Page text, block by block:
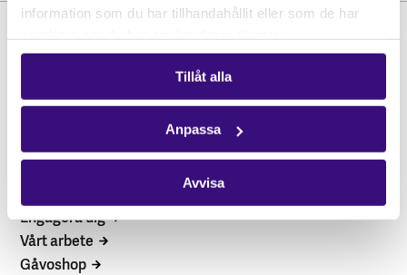
information som du har tillhandahållit eller som de har
Tillåt alla
Anpassa
Avvisa
Hitta snabbt
Engagera dig
Vårt arbete
Gåvoshop